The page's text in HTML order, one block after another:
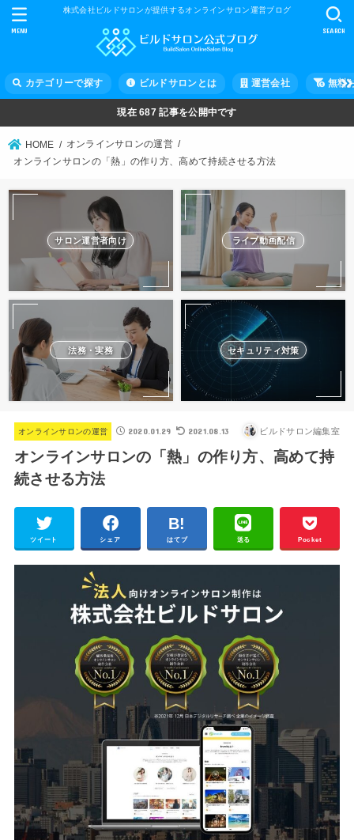
株式会社ビルドサロンが提供するオンラインサロン運営ブログ
カテゴリーで探す ビルドサロンとは 運営会社 無料
SEARCH
MENU
現在687 記事を公開中です
HOME
オンラインサロンの運営
オンラインサロンの「熱」の作り方、高めて持続させる方法
サロン運営者向け ライブ動画配信
法務・実務 セキュリティ対策
オンラインサロンの運営 2020.01.29 2021.08.13 ビルドサロン編集室
オンラインサロンの「熱」の作り方、高めて持
続させる方法
ツイート シェア はてブ 送る Pocket